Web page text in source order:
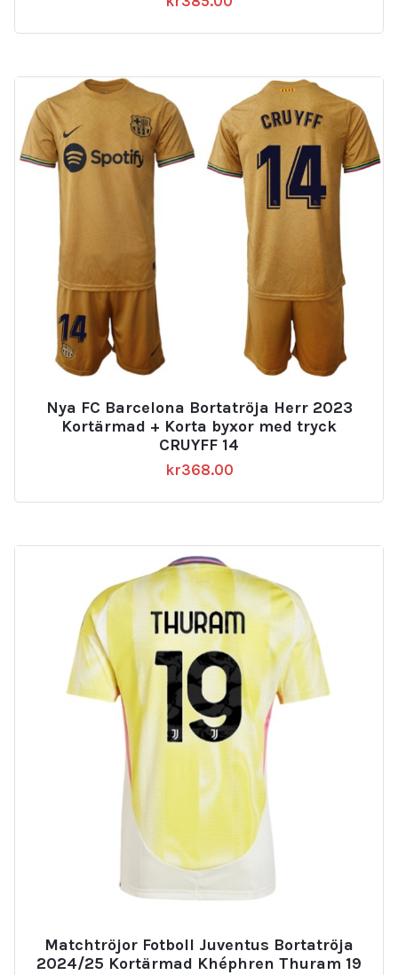
Nya FC Barcelona Bortatröja Herr 2023
Kortärmad + Korta byxor med tryck
CRUYFF 14
kr368.00
Matchtröjor Fotboll Juventus Bortatröja
2024/25 Kortärmad Khéphren Thuram 19